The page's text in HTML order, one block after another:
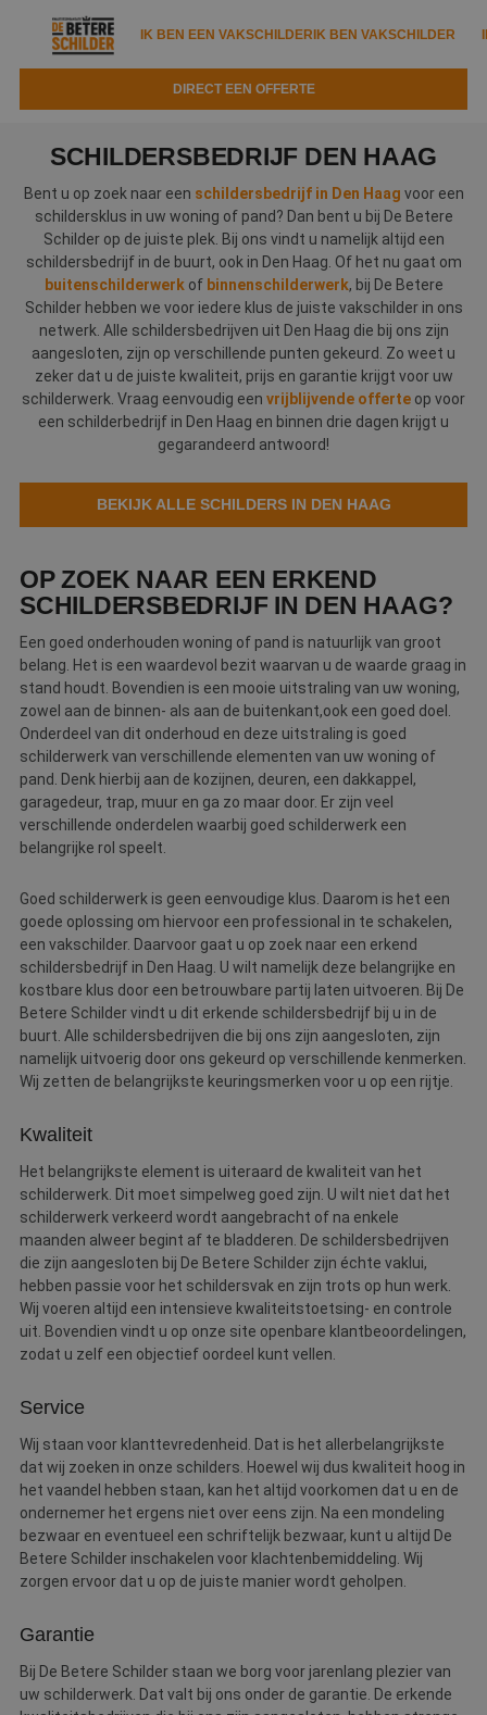
IK BEN EEN VAKSCHILDERIK BEN VAKSCHILDER
DIRECT EEN OFFERTE
Tools
Kennisbank
Partners
Infopakket
Zoeken naar een schilder
Tips
Garantie
Service
Waarom de betere schilder?
DIRECT EEN OFFERTE
Over ons
Nieuws & blog
Magazines
SCHILDERSBEDRIJF DEN HAAG
Bent u op zoek naar een schildersbedrijf in Den Haag voor een
schildersklus in uw woning of pand? Dan bent u bij De Betere
Schilder op de juiste plek. Bij ons vindt u namelijk altijd een
schildersbedrijf in de buurt, ook in Den Haag. Of het nu gaat om
buitenschilderwerkof binnenschilderwerk, bij De Betere
Schilder hebben we voor iedere klus de juiste vakschilder in ons
netwerk. Alle schildersbedrijven uit Den Haag die bij ons zijn
aangesloten, zijn op verschillende punten gekeurd. Zo weet u
zeker dat u de juiste kwaliteit, prijs en garantie krijgt voor uw
schilderwerk. Vraag eenvoudig een vrijblijvende offerte op voor
een schilderbedrijf in Den Haag en binnen drie dagen krijgt u
gegarandeerd antwoord!
BEKIJK ALLE SCHILDERS IN DEN HAAG
OP ZOEK NAAR EEN ERKEND
SCHILDERSBEDRIJF IN DEN HAAG?
Een goed onderhouden woning of pand is natuurlijk van groot
belang. Het is een waardevol bezit waarvan u de waarde graag in
stand houdt. Bovendien is een mooie uitstraling van uw woning,
zowel aan de binnen- als aan de buitenkant,ook een goed doel.
Onderdeel van dit onderhoud en deze uitstraling is goed
schilderwerk van verschillende elementen van uw woning of
pand. Denk hierbij aan de kozijnen, deuren, een dakkappel,
garagedeur, trap, muur en ga zo maar door. Er zijn veel
verschillende onderdelen waarbij goed schilderwerk een
belangrijke rol speelt.
Goed schilderwerk is geen eenvoudige klus. Daarom is het een
goede oplossing om hiervoor een professional in te schakelen,
een vakschilder. Daarvoor gaat u op zoek naar een erkend
schildersbedrijf in Den Haag. U wilt namelijk deze belangrijke en
kostbare klus door een betrouwbare partij laten uitvoeren. Bij De
Betere Schilder vindt u dit erkende schildersbedrijf bij u in de
buurt. Alle schildersbedrijven die bij ons zijn aangesloten, zijn
namelijk uitvoerig door ons gekeurd op verschillende kenmerken.
Wij zetten de belangrijkste keuringsmerken voor u op een rijtje.
Kwaliteit
Het belangrijkste element is uiteraard de kwaliteit van het
schilderwerk. Dit moet simpelweg goed zijn. U wilt niet dat het
schilderwerk verkeerd wordt aangebracht of na enkele
maanden alweer begint af te bladderen. De schildersbedrijven
die zijn aangesloten bij De Betere Schilder zijn échte vaklui,
hebben passie voor het schildersvak en zijn trots op hun werk.
Wij voeren altijd een intensieve kwaliteitstoetsing- en controle
uit. Bovendien vindt u op onze site openbare klantbeoordelingen,
zodat u zelf een objectief oordeel kunt vellen.
Service
Wij staan voor klanttevredenheid. Dat is het allerbelangrijkste
dat wij zoeken in onze schilders. Hoewel wij dus kwaliteit hoog in
het vaandel hebben staan, kan het altijd voorkomen dat u en de
ondernemer het ergens niet over eens zijn. Na een mondeling
bezwaar en eventueel een schriftelijk bezwaar, kunt u altijd De
Betere Schilder inschakelen voor klachtenbemiddeling. Wij
zorgen ervoor dat u op de juiste manier wordt geholpen.
Garantie
Bij De Betere Schilder staan we borg voor jarenlang plezier van
uw schilderwerk. Dat valt bij ons onder de garantie. De erkende